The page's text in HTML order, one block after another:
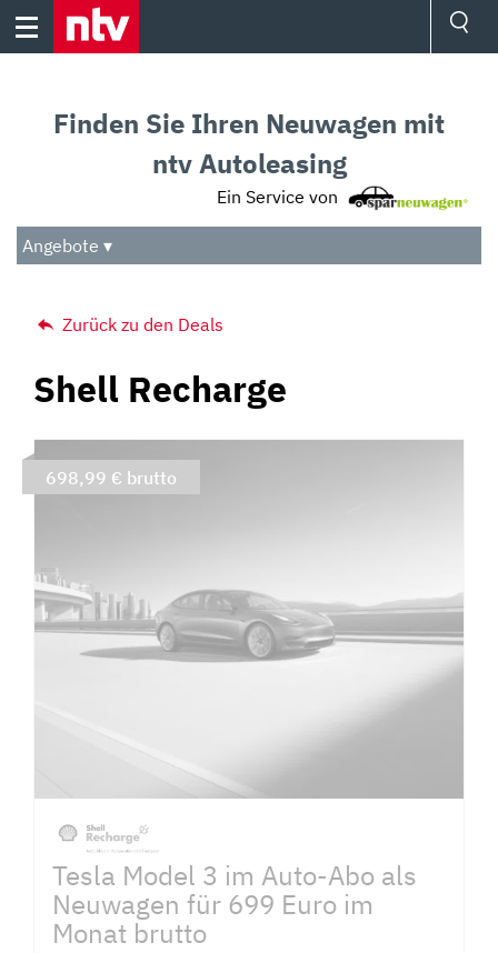
Skip
Audio
Das Beste
Finden Sie Ihren Neuwagen mit
ntv Autoleasing
Ein Service von
Angebote ▾
Zurück zu den Deals
Shell Recharge
Tesla Model 3 im Auto-Abo als
Neuwagen für 699 Euro im
Monat brutto
698,99 € brutto